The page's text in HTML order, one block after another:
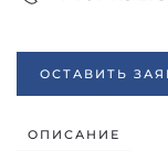
ОСТАВИТЬ
ОПИСАНИЕ